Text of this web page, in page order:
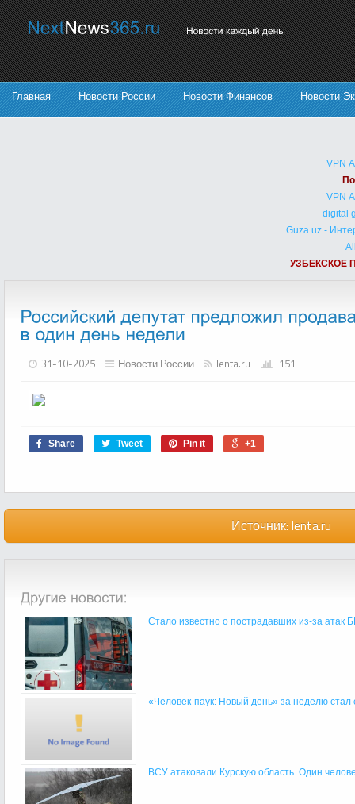
Главная Новости России Новости Финансов Новости
VPN
VPN
digital
Guza.uz -
УЗБЕКСКОЕ
31-10-2025 Новости России lenta.ru 151
Share Tweet Pin it +1
Источник: lenta.ru
Стало известно о пострадавших из-за атак
«Человек-паук: Новый день» за неделю
ВСУ атаковали Курскую область. Один